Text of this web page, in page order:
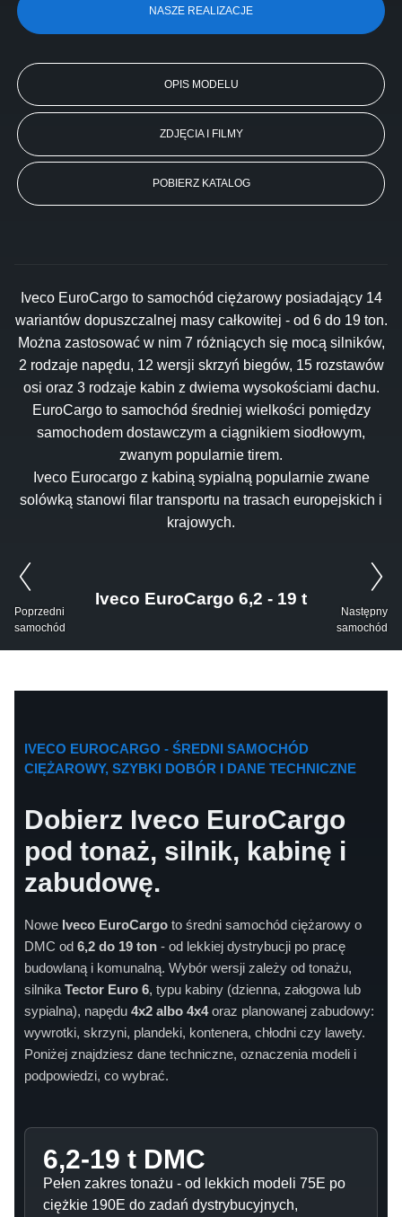
NASZE REALIZACJE
OPIS MODELU
ZDJĘCIA I FILMY
POBIERZ KATALOG
Iveco EuroCargo to samochód ciężarowyposiadający 14
wariantów dopuszczalnej masy całkowitej - od 6 do 19 ton.
Można zastosować w nim 7 różniących się mocą silników,
2 rodzaje napędu, 12 wersji skrzyń biegów, 15 rozstawów
osi oraz 3 rodzaje kabin z dwiema wysokościami dachu.
EuroCargo to samochód średniej wielkości pomiędzy
samochodem dostawczym a ciągnikiem siodłowym,
zwanym popularnie tirem.
Iveco Eurocargo z kabiną sypialną popularnie zwane
solówką stanowi filar transportu na trasach europejskich i
krajowych.
Poprzedni
samochód
Iveco EuroCargo 6,2 - 19 t
Następny
samochód
IVECO EUROCARGO - ŚREDNI SAMOCHÓD
CIĘŻAROWY, SZYBKI DOBÓR I DANE TECHNICZNE
Dobierz Iveco EuroCargo
pod tonaż, silnik, kabinę i
zabudowę.
Nowe Iveco EuroCargo to średni samochód ciężarowy o
DMC od 6,2 do 19 ton - od lekkiej dystrybucji po pracę
budowlaną i komunalną. Wybór wersji zależy od tonażu,
silnika Tector Euro 6, typu kabiny (dzienna, załogowa lub
sypialna), napędu 4x2 albo 4x4oraz planowanej zabudowy:
wywrotki, skrzyni, plandeki, kontenera, chłodni czy lawety.
Poniżej znajdziesz dane techniczne, oznaczenia modeli i
podpowiedzi, co wybrać.
6,2-19 t DMC
Pełen zakres tonażu - od lekkich modeli 75E po
ciężkie 190E do zadań dystrybucyjnych,